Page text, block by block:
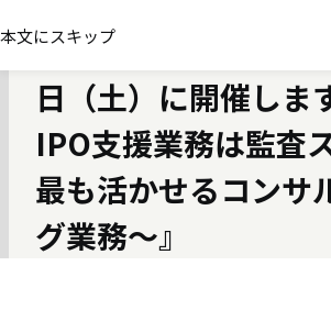
本文にスキップ
第7回目の定期研修
日（土）に開催しま
IPO支援業務は監査
最も活かせるコンサ
グ業務～』